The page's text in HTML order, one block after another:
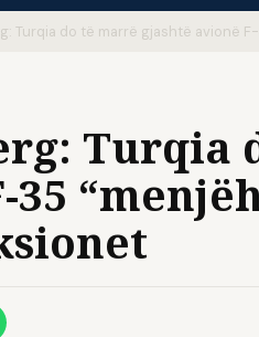
Turqia do të marrë gjashtë avionë
Turqia
35